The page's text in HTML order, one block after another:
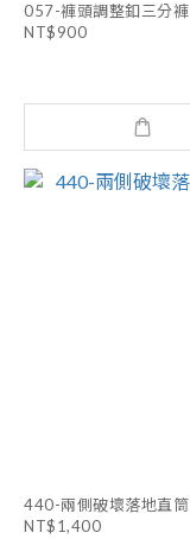
057-褲頭調整釦三分褲
NT$900
440-兩側破壞落地直筒
NT$1,400